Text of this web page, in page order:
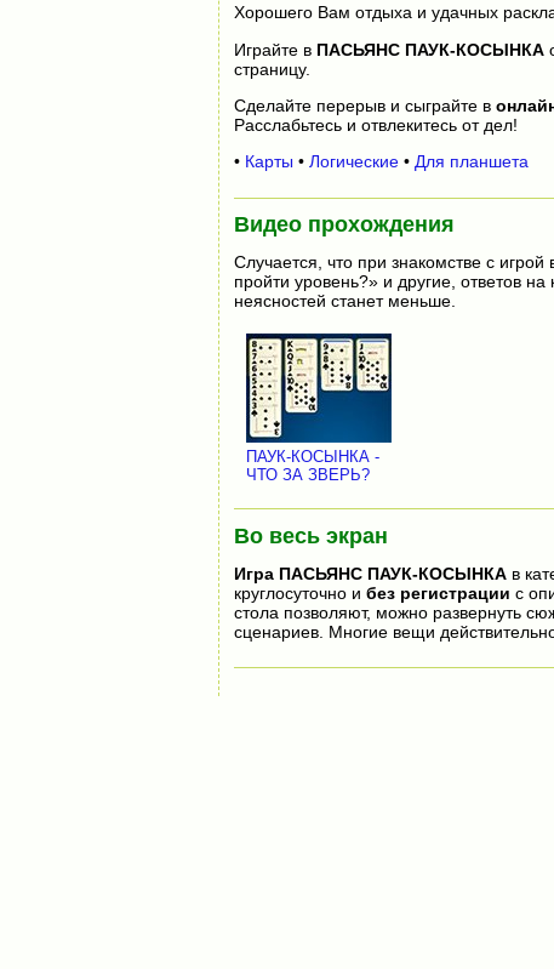
Хорошего Вам отдыха и удачных
Играйте в ПАСЬЯНС ПАУК-КОСЫНКА
страницу.
Сделайте перерыв и сыграйте в
Расслабьтесь и отвлекитесь от дел!
• Карты • Логические• Для планшета
Видео прохождения
Случается, что при знакомстве с
пройти уровень?» и другие, ответов
неясностей станет меньше.
ПАУК-КОСЫНКА -
ЧТО ЗА ЗВЕРЬ?
Во весь экран
Игра ПАСЬЯНС ПАУК-КОСЫНКАв
круглосуточно и без регистрации с
стола позволяют, можно развернуть
сценариев. Многие вещи